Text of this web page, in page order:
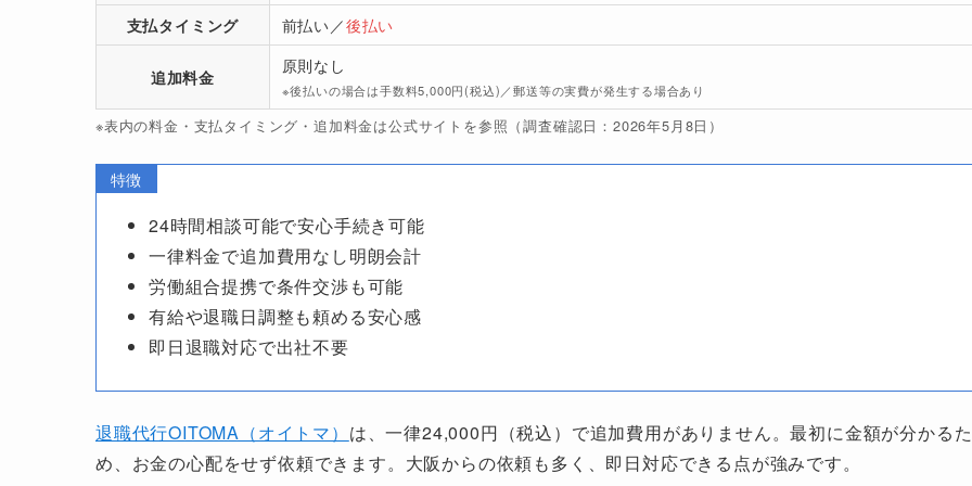
支払タイミング
前払い／後払い
追加料金
原則なし
※後払いの場合は手数料5,000円(税込)／郵送等の実費が発生する場合あり
※表内の料金・支払タイミング・追加料金は公式サイトを参照（調査確認日：2026年5月8日）
特徴
24時間相談可能で安心手続き可能
一律料金で追加費用なし明朗会計
労働組合提携で条件交渉も可能
有給や退職日調整も頼める安心感
即日退職対応で出社不要
退職代行OITOMA（オイトマ） は、一律24,000円（税込）で追加費用がありません。最初に金額が分かるた
め、お金の心配をせず依頼できます。大阪からの依頼も多く、即日対応できる点が強みです。